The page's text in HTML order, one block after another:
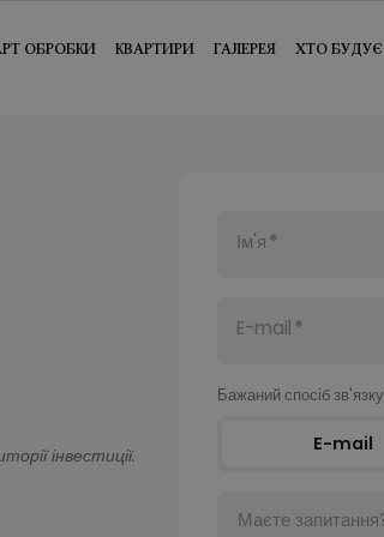
ОБРОБКИ КВАРТИРИ ГАЛЕРЕЯ ХТО БУДУЄ
інвестиції.
Ім'я*
E-mail*
Бажаний спосіб зв'язку
E-mail